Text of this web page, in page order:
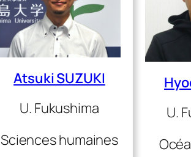
Atsuki SUZUKI
U. Fukushima
Sciences humaines
U.